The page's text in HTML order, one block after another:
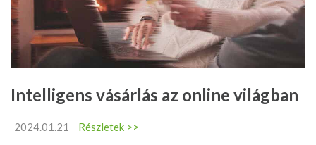
Intelligens vásárlás az online világban
2024.01.21
Részletek >>